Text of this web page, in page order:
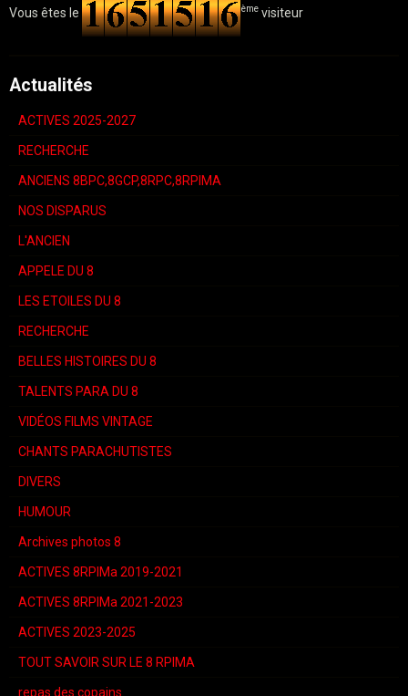
Vous êtes le ème visiteur
Actualités
ACTIVES 2025-2027
RECHERCHE
ANCIENS 8BPC,8GCP,8RPC,8RPIMA
NOS DISPARUS
L'ANCIEN
APPELE DU 8
LES ETOILES DU 8
RECHERCHE
BELLES HISTOIRES DU 8
TALENTS PARA DU 8
VIDÉOS FILMS VINTAGE
CHANTS PARACHUTISTES
DIVERS
HUMOUR
Archives photos 8
ACTIVES 8RPIMa 2019-2021
ACTIVES 8RPIMa 2021-2023
ACTIVES 2023-2025
TOUT SAVOIR SUR LE 8 RPIMA
repas des copains